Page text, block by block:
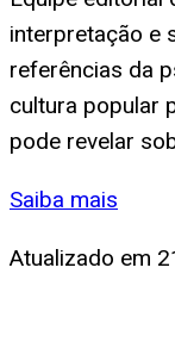
interpretação e
referências da
cultura popular
pode revelar
Saiba mais
Atualizado em